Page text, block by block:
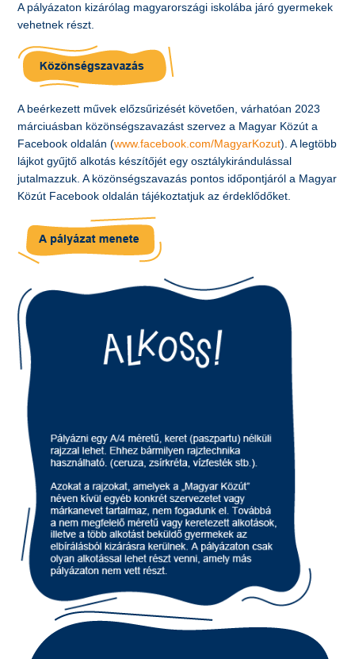
A pályázaton kizárólag magyarországi iskolába járó gyermekek
vehetnek részt.
A beérkezett művek előzsűrizését követően, várhatóan 2023
márciuásban közönségszavazást szervez a Magyar Közút a
Facebook oldalán (www.facebook.com/MagyarKozut). A legtöbb
lájkot gyűjtő alkotás készítőjét egy osztálykirándulással
jutalmazzuk. A közönségszavazás pontos időpontjáról a Magyar
Közút Facebook oldalán tájékoztatjuk az érdeklődőket.